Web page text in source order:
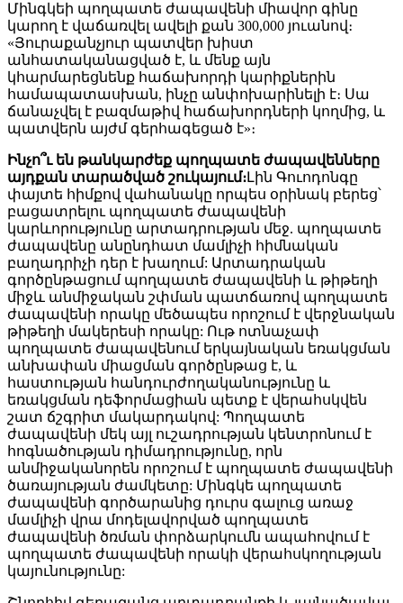
Մինգկեի պողպատե ժապավենի միավոր գինը
կարող է վաճառվել ավելի քան 300,000 յուանով։
«Յուրաքանչյուր պատվեր խիստ
անհատականացված է, և մենք այն
կհարմարեցնենք հաճախորդի կարիքներին
համապատասխան, ինչը անփոխարինելի է։ Սա
ճանաչվել է բազմաթիվ հաճախորդների կողմից, և
պատվերն այժմ գերհագեցած է»։
Ինչո՞ւ են թանկարժեք պողպատե ժապավենները
այդքան տարածված շուկայում։Լին Գուոդոնգը
փայտե հիմքով վահանակը որպես օրինակ բերեց՝
բացատրելու պողպատե ժապավենի
կարևորությունը արտադրության մեջ. պողպատե
ժապավենը անընդհատ մամլիչի հիմնական
բաղադրիչի դեր է խաղում: Արտադրական
գործընթացում պողպատե ժապավենի և թիթեղի
միջև անմիջական շփման պատճառով պողպատե
ժապավենի որակը մեծապես որոշում է վերջնական
թիթեղի մակերեսի որակը: Ութ ոտնաչափ
պողպատե ժապավենում երկայնական եռակցման
անխափան միացման գործընթաց է, և
հաստության հանդուրժողականությունը և
եռակցման դեֆորմացիան պետք է վերահսկվեն
շատ ճշգրիտ մակարդակով: Պողպատե
ժապավենի մեկ այլ ուշադրության կենտրոնում է
հոգնածության դիմադրությունը, որն
անմիջականորեն որոշում է պողպատե ժապավենի
ծառայության ժամկետը: Մինգկե պողպատե
ժապավենի գործարանից դուրս գալուց առաջ
մամլիչի վրա մոդելավորված պողպատե
ժապավենի ծռման փորձարկումն ապահովում է
պողպատե ժապավենի որակի վերահսկողության
կայունությունը: